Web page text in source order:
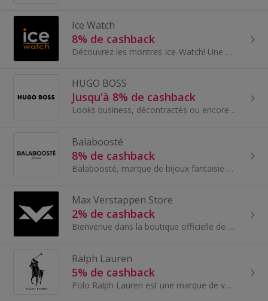
Ice Watch
8% de cashback
Découvrez les montres Ice-Watch! Une marque belge au succès planétaire grâce à son concept unique et ses modèles colorés continuellement revisités.
HUGO BOSS
Jusqu'à 8% de cashback
Looks business, décontractés ou encore habillés, la boutique en ligne HUGO BOSS propose une sélection d’articles tendance et tous les must-have de...
Balaboosté
8% de cashback
Balaboosté, marque de bijoux fantaisie et accessoires, propose depuis plus de 30 ans des collections de bijoux à prix doux pour toutes les femmes e...
Max Verstappen Store
2% de cashback
Bienvenue dans la boutique officielle de Max Verstappen. Entrez. À fond les gaz. Soutenez le quadruple champion du mon...
Ralph Lauren
5% de cashback
Polo Ralph Lauren est une marque de vêtements américaine haut de gamme fondée par Ralph Lauren en 1967.